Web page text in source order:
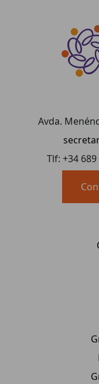
Avda.
Tlf: +34